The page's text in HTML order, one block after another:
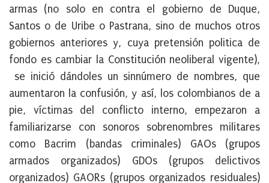
armas (no solo en contra el gobierno de Duque,
Santos o de Uribe o Pastrana, sino de muchos otros
gobiernos anteriores y, cuya pretensión politica de
fondo es cambiar la Constitución neoliberal vigente),
se inició dándoles un sinnúmero de nombres, que
aumentaron la confusión, y así, los colombianos de a
pie, víctimas del conflicto interno, empezaron a
familiarizarse con sonoros sobrenombres militares
como Bacrim (bandas criminales) GAOs (grupos
armados organizados) GDOs (grupos delictivos
organizados) GAORs (grupos organizados residuales)